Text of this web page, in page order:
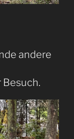
andere